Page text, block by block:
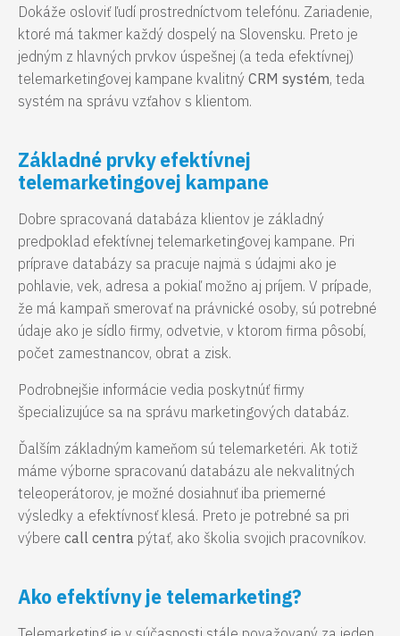
Dokáže osloviť ľudí prostredníctvom telefónu. Zariadenie,
ktoré má takmer každý dospelý na Slovensku. Preto je
jedným z hlavných prvkov úspešnej (a teda efektívnej)
telemarketingovej kampane kvalitný CRM systém, teda
systém na správu vzťahov s klientom.
Základné prvky efektívnej
telemarketingovej kampane
Dobre spracovaná databáza klientov je základný
predpoklad efektívnej telemarketingovej kampane. Pri
príprave databázy sa pracuje najmä s údajmi ako je
pohlavie, vek, adresa a pokiaľ možno aj príjem. V prípade,
že má kampaň smerovať na právnické osoby, sú potrebné
údaje ako je sídlo firmy, odvetvie, v ktorom firma pôsobí,
počet zamestnancov, obrat a zisk.
Podrobnejšie informácie vedia poskytnúť firmy
špecializujúce sa na správu marketingových databáz.
Ďalším základným kameňom sú telemarketéri. Ak totiž
máme výborne spracovanú databázu ale nekvalitných
teleoperátorov, je možné dosiahnuť iba priemerné
výsledky a efektívnosť klesá. Preto je potrebné sa pri
výbere call centra pýtať, ako školia svojich pracovníkov.
Ako efektívny je telemarketing?